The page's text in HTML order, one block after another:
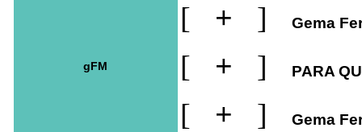
gFM
[ + ] Gema
[ + ] PARA
[ + ] Gema